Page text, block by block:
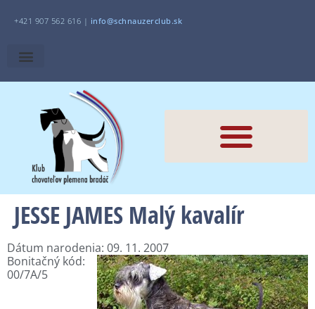
+421 907 562 616 | info@schnauzerclub.sk
JESSE JAMES Malý kavalír
Dátum narodenia: 09. 11. 2007
Bonitačný kód:
00/7A/5